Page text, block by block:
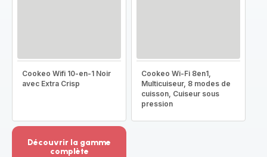
Cookeo Wifi 10-en-1 Noir
avec Extra Crisp
Cookeo Wi-Fi 8en1,
Multicuiseur, 8 modes de
cuisson, Cuiseur sous
pression
Découvrir la gamme
complète